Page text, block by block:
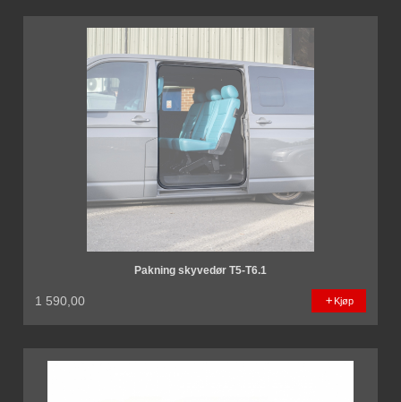
Pakning skyvedør T5-T6.1
1 590,00 Kjøp